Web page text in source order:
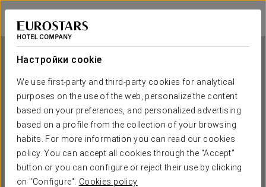
Настройки cookie
We use first-party and third-party cookies for analytical
purposes on the use of the web, personalize the content
based on your preferences, and personalized advertising
based on a profile from the collection of your browsing
habits. For more information you can read our cookies
policy. You can accept all cookies through the "Accept"
button or you can configure or reject their use by clicking
on "Configure". Cookies policy
Eurostars Patios de Córdoba
КОРДОВА
Eurostars Patios de Córdoba
КОРДОВА